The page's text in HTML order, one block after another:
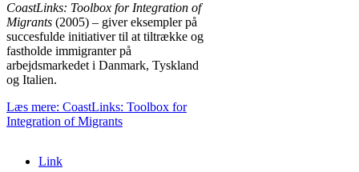
CoastLinks: Toolbox for Integration of
Migrants (2005) – giver eksempler på
succesfulde initiativer til at tiltrække og
fastholde immigranter på
arbejdsmarkedet i Danmark, Tyskland
og Italien.
Læs mere: CoastLinks: Toolbox for
Integration of Migrants
Link